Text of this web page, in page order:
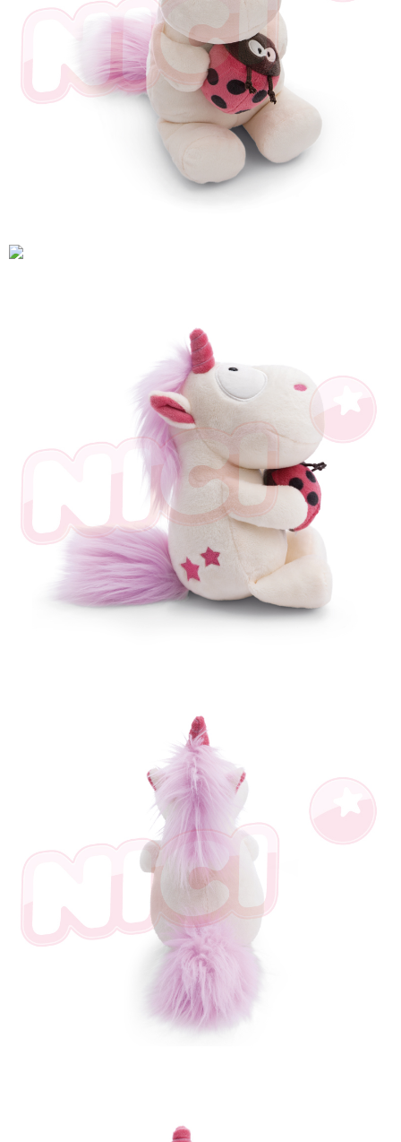
三、利用規約「AFTEE代金後払い」（以下当サービスという）はネットプ
ロテクションズ（以下 AFTEE という）が提供し、AFTEEが代金を徴収し
ます。当サービスご利用の際に提供しなければならない個人情報（注文者
の氏名、電話番号、受取人の氏名、電話番号、受取人住所を含むがこれに
限らない）は、AFTEEに渡され当サービスで必要な範囲内で利用されま
す。AFTEEの個人情報の収集、処理、利用について、詳細はAFTEE公式ホ
ームページの『個人情報の収集、処理及び利用に関する声明』をご参照く
https://aftee.tw/privacypolicy/）。
AFTEEの初回ご利用の際に、審査を通過すれば、最高額がNT$10,000にな
ります。支払い期限を過ぎた場合、その金額に基づいて年利20%の遅延滞
納金が加算されます。未成年の利用者は、事前に法定代理人または後見人
行使したい場合は、ネットプロテクションズ